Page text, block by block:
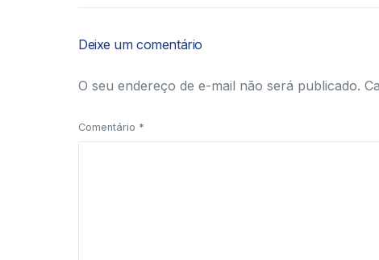
Deixe um comentário
O seu endereço de e-mail não será publicado.
Comentário *